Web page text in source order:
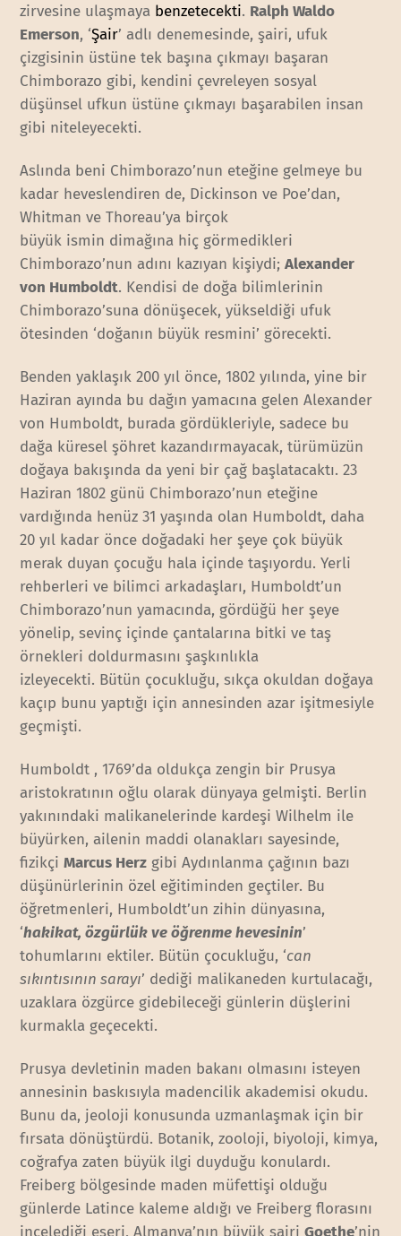
zirvesine ulaşmaya benzetecekti. Ralph Waldo
Emerson, ‘Şair’ adlı denemesinde, şairi, ufuk
çizgisinin üstüne tek başına çıkmayı başaran
Chimborazo gibi, kendini çevreleyen sosyal
düşünsel ufkun üstüne çıkmayı başarabilen insan
gibi niteleyecekti.
Aslında beni Chimborazo’nun eteğine gelmeye bu
kadar heveslendiren de, Dickinson ve Poe’dan,
Whitman ve Thoreau’ya birçok
büyük ismin dimağına hiç görmedikleri
Chimborazo’nun adını kazıyan kişiydi;Alexander
von Humboldt. Kendisi de doğa bilimlerinin
Chimborazo’suna dönüşecek, yükseldiği ufuk
ötesinden ‘doğanın büyük resmini’ görecekti.
Benden yaklaşık 200 yıl önce, 1802 yılında, yine bir
Haziran ayında bu dağın yamacına gelen Alexander
von Humboldt, burada gördükleriyle, sadece bu
dağa küresel şöhret kazandırmayacak, türümüzün
doğaya bakışında da yeni bir çağ başlatacaktı. 23
Haziran 1802 günü Chimborazo’nun eteğine
vardığında henüz 31 yaşında olan Humboldt, daha
20 yıl kadar önce doğadaki her şeye çok büyük
merak duyan çocuğu hala içinde taşıyordu. Yerli
rehberleri ve bilimci arkadaşları, Humboldt’un
Chimborazo’nun yamacında, gördüğü her şeye
yönelip, sevinç içinde çantalarına bitki ve taş
örnekleri doldurmasını şaşkınlıkla
izleyecekti. Bütün çocukluğu, sıkça okuldan doğaya
kaçıp bunu yaptığı için annesinden azar işitmesiyle
geçmişti.
Humboldt , 1769’da oldukça zengin bir Prusya
aristokratının oğlu olarak dünyaya gelmişti. Berlin
yakınındaki malikanelerinde kardeşi Wilhelm ile
büyürken, ailenin maddi olanakları sayesinde,
fizikçiMarcus Herz gibi Aydınlanma çağının bazı
düşünürlerinin özel eğitiminden geçtiler. Bu
öğretmenleri, Humboldt’un zihin dünyasına,
‘hakikat, özgürlük ve öğrenme hevesinin’
tohumlarını ektiler. Bütün çocukluğu, ‘can
sıkıntısının sarayı’ dediği malikaneden kurtulacağı,
uzaklara özgürce gidebileceği günlerin düşlerini
kurmakla geçecekti.
Prusya devletinin maden bakanı olmasını isteyen
annesinin baskısıyla madencilik akademisi okudu.
Bunu da, jeoloji konusunda uzmanlaşmak için bir
fırsata dönüştürdü. Botanik, zooloji, biyoloji, kimya,
coğrafya zaten büyük ilgi duyduğu konulardı.
Freiberg bölgesinde maden müfettişi olduğu
günlerde Latince kaleme aldığı ve Freiberg florasını